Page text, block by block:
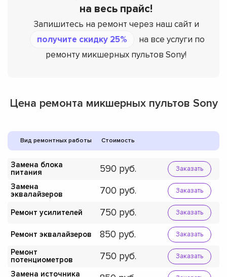
на весь прайс!
Запишитесь на ремонт через наш сайт и
получите скидку 25%
на все услуги по
ремонту микшерных пультов Sony!
Цена ремонта микшерных пультов Sony
Вид ремонтных работы Стоимость
Замена блока
питания
590 Заказать
Замена
эквалайзеров
700 Заказать
Ремонт усилителей 750 Заказать
Ремонт эквалайзеров 850 Заказать
Ремонт
потенциометров
750 Заказать
Замена источника